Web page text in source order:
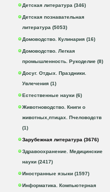
Детская литература (346)
Детская познавательная
литература (5053)
Домоводство. Кулинария (16)
Домоводство. Легкая
промышленность. Рукоделие (8)
Досуг. Отдых. Праздники.
Увлечения (1)
Естественные науки (6)
Животноводство. Книги о
животных,птицах. Пчеловодств
(1)
Зарубежная литература (3676)
Здравоохранение. Медицинские
науки (2417)
Иностранные языки (1597)
Информатика. Компьютерная